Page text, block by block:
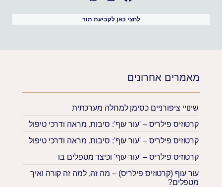
מאמרים אחרונים
שינויי ציפורניים כסימן למחלה מערכתית
קרטוזיס פילריס – 'עור עוף': סיבות, מראה ודרכי טיפול
קרטוזיס פילריס – 'עור עוף': סיבות, מראה ודרכי טיפול
קרטוזיס פילריס – 'עור עוף' וכיצד מטפלים בו
עור עוף (קרטוזיס פילריס) – מה זה, למה זה קורה ואיך
מטפלים?
לחצי כאן לקביעת תור